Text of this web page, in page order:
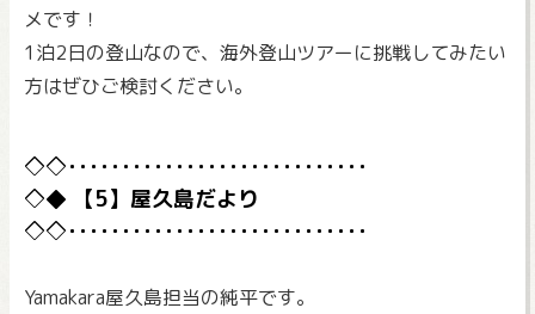
メです！
1泊2日の登山なので、海外登山ツアーに挑戦してみたい
方はぜひご検討ください。
【5】屋久島だより
Yamakara屋久島担当の純平です。